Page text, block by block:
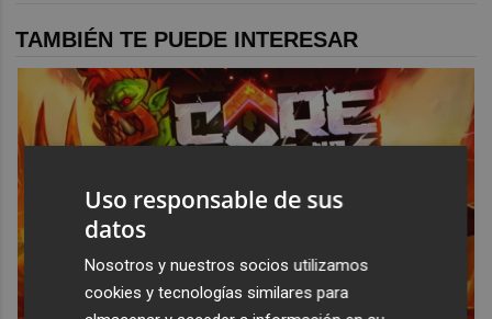
TAMBIÉN TE PUEDE INTERESAR
Uso responsable de sus
datos
Nosotros y nuestros socios utilizamos
cookies y tecnologías similares para